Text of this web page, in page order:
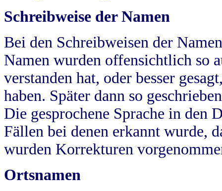
Schreibweise der Namen
Bei den Schreibweisen der
Namen wurden offensichtlich so
verstanden hat, oder besser
haben. Später dann so
Die gesprochene Sprache in
Fällen bei denen erkannt wurde,
wurden Korrekturen
Ortsnamen